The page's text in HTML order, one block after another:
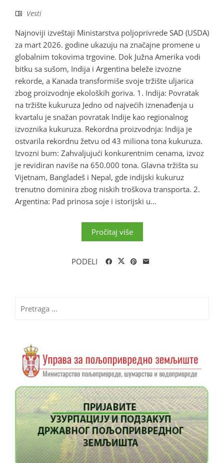
Vesti
Najnoviji izveštaji Ministarstva poljoprivrede SAD (USDA)
za mart 2026. godine ukazuju na značajne promene u
globalnim tokovima trgovine. Dok Južna Amerika vodi
bitku sa sušom, Indija i Argentina beleže izvozne
rekorde, a Kanada transformiše svoje tržište uljarica
zbog proizvodnje ekoloških goriva. 1. Indija: Povratak
na tržište kukuruza Jedno od najvećih iznenađenja u
kvartalu je snažan povratak Indije kao regionalnog
izvoznika kukuruza. Rekordna proizvodnja: Indija je
ostvarila rekordnu žetvu od 43 miliona tona kukuruza.
Izvozni bum: Zahvaljujući konkurentnim cenama, izvoz
je revidiran naviše na 650.000 tona. Glavna tržišta su
Vijetnam, Bangladeš i Nepal, gde indijski kukuruz
trenutno dominira zbog niskih troškova transporta. 2.
Argentina: Pad prinosa soje i istorijski u...
Pročitaj više
PODELI
za: